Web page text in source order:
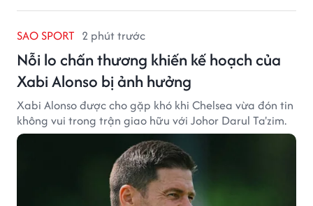
SAO SPORT 2 phút trước
Nỗi lo chấn thương khiến kế hoạch của
Xabi Alonso bị ảnh hưởng
Xabi Alonso được cho gặp khó khi Chelsea vừa đón tin
không vui trong trận giao hữu với Johor Darul Ta'zim.